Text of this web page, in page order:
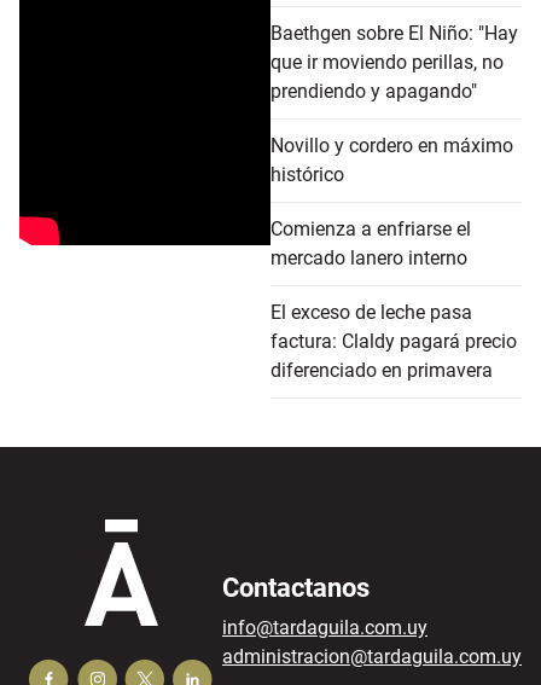
Baethgen sobre El Niño: "Hay
que ir moviendo perillas, no
prendiendo y apagando"
Novillo y cordero en máximo
histórico
Comienza a enfriarse el
mercado lanero interno
El exceso de leche pasa
factura: Claldy pagará precio
diferenciado en primavera
Contactanos
info@tardaguila.com.uy
administracion@tardaguila.com.uy